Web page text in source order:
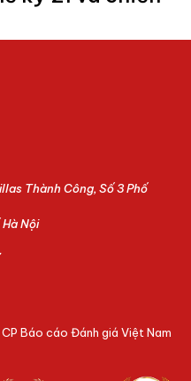
Thành Công, Số 3 Phố
Nội
Báo cáo Đánh giá Việt Nam